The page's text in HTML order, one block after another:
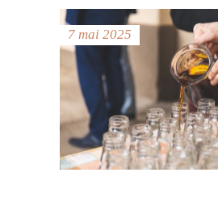
7 mai 2025